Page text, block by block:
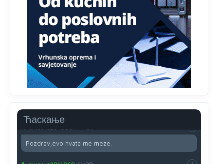
Ћаскање
Proguglajte
Анонимно2810587
11:21
O kako su cudni lvi ljudi,uzeli bi sve da mogu...a ja srce
svima fajem,radujem se tudjoj sreci.I ko ima i ko nema
na iso ce mjesto leci!
Анонимно2810587
11:24
Pozdrav,evo hvata me meze.